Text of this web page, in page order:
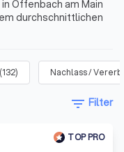
Offenbach am Main
durchschnittlichen
(132) Nachlass /
filter_list Filter
TOP PRO